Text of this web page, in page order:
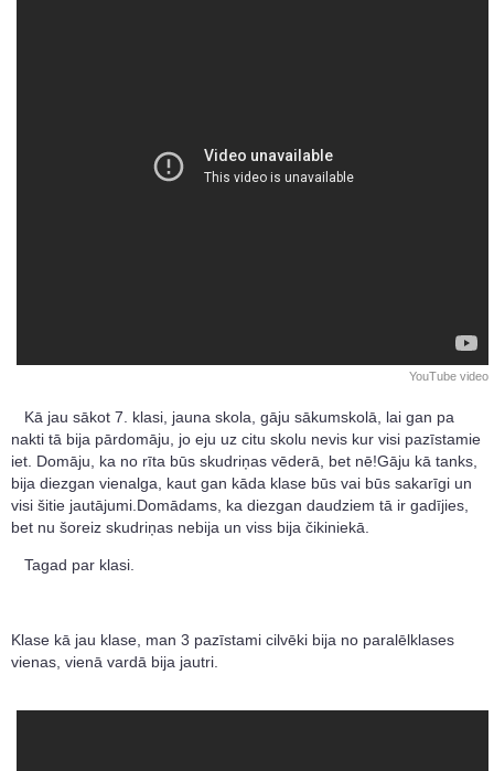
YouTube video
Kā jau sākot 7. klasi, jauna skola, gāju sākumskolā, lai gan pa
nakti tā bija pārdomāju, jo eju uz citu skolu nevis kur visi pazīstamie
iet. Domāju, ka no rīta būs skudriņas vēderā, bet nē!Gāju kā tanks,
bija diezgan vienalga, kaut gan kāda klase būs vai būs sakarīgi un
visi šitie jautājumi.Domādams, ka diezgan daudziem tā ir gadījies,
bet nu šoreiz skudriņas nebija un viss bija čikiniekā.
Tagad par klasi.
Klase kā jau klase, man 3 pazīstami cilvēki bija no paralēlklases
vienas, vienā vardā bija jautri.